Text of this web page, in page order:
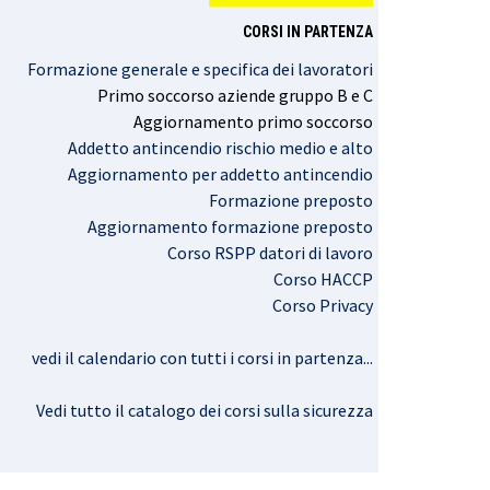
CORSI IN PARTENZA
Formazione generale e specifica dei lavoratori
Primo soccorso aziende gruppo B e C
Aggiornamento primo soccorso
Addetto antincendio rischio medio e alto
Aggiornamento per addetto antincendio
Formazione preposto
Aggiornamento formazione preposto
Corso RSPP datori di lavoro
Corso HACCP
Corso Privacy
vedi il calendario con tutti i corsi in partenza...
Vedi tutto il catalogo dei corsi sulla sicurezza